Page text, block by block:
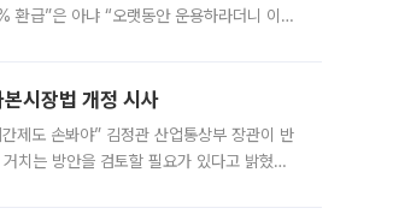
급”은 아냐 “오랫동안 운용하라더니 이제
시장법 개정 시사
제도 손봐야” 김정관 산업통상부 장관이 반
치는 방안을 검토할 필요가 있다고 밝혔다.